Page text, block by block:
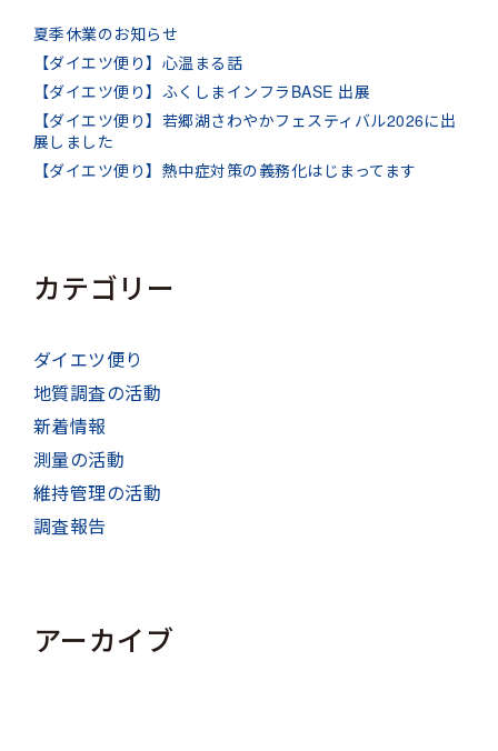
夏季休業のお知らせ
【ダイエツ便り】心温まる話
【ダイエツ便り】ふくしまインフラBASE 出展
【ダイエツ便り】若郷湖さわやかフェスティバル2026に出
展しました
【ダイエツ便り】熱中症対策の義務化はじまってます
カテゴリー
ダイエツ便り
地質調査の活動
新着情報
測量の活動
維持管理の活動
調査報告
アーカイブ